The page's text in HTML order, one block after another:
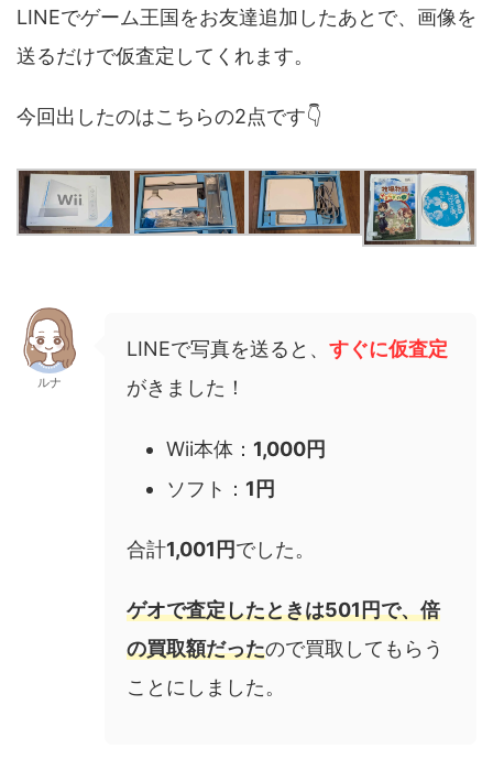
LINEでゲーム王国をお友達追加したあとで、画像を
送るだけで仮査定してくれます。
今回出したのはこちらの2点です👇
ルナ
LINEで写真を送ると、 すぐに仮査定
がきました！
Wii本体： 1,000円
ソフト： 1円
合計1,001円でした。
ゲオで査定したときは501円で、倍
の買取額だったので買取してもらう
ことにしました。